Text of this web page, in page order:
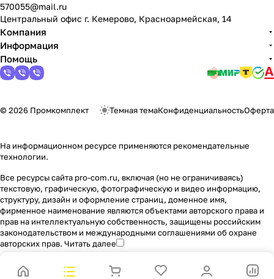
570055@mail.ru
Центральный офис г. Кемерово, Красноармейская, 14
Компания
Информация
Помощь
© 2026 Промкомплект Темная темаКонфиденциальностьОферта
На информационном ресурсе применяются рекомендательные
технологии.
Все ресурсы сайта pro-com.ru, включая (но не ограничиваясь)
текстовую, графическую, фотографическую и видео информацию,
структуру, дизайн и оформление страниц, доменное имя,
фирменное наименование являются объектами авторского права и
прав на интеллектуальную собственность, защищены российским
законодательством и международными соглашениями об охране
авторских прав. Читать далее